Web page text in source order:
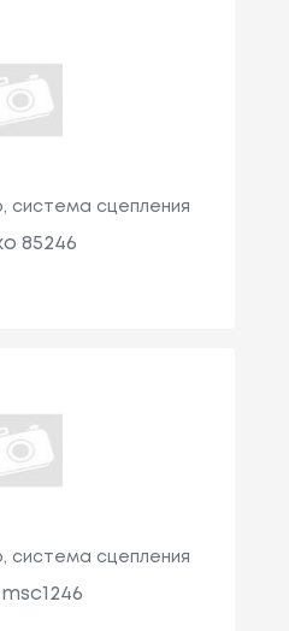
система сцепления
85246
система сцепления